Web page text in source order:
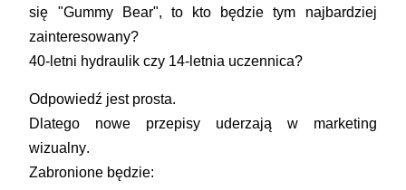
się "Gummy Bear", to kto będzie tym najbardziej
zainteresowany?
40-letni hydraulik czy 14-letnia uczennica?
Odpowiedź jest prosta.
Dlatego nowe przepisy uderzają w marketing
wizualny.
Zabronione będzie: